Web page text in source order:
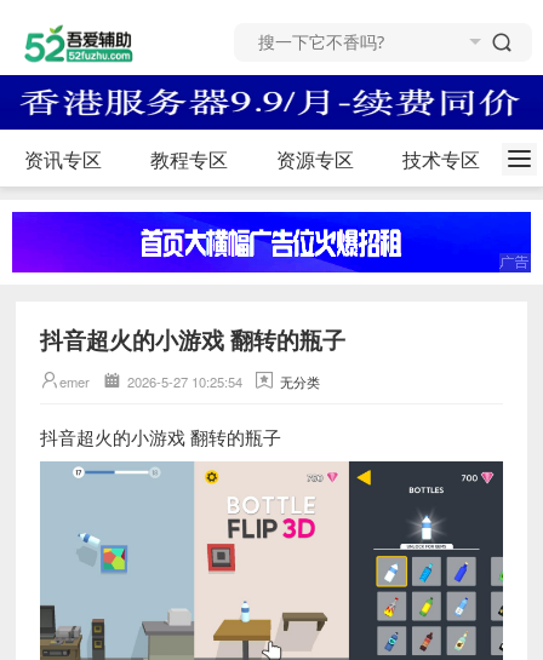
资讯专区 教程专区 资源专区 技术专区
抖音超火的小游戏 翻转的瓶子
emer 2026-5-27 10:25:54 无分类
抖音超火的小游戏 翻转的瓶子